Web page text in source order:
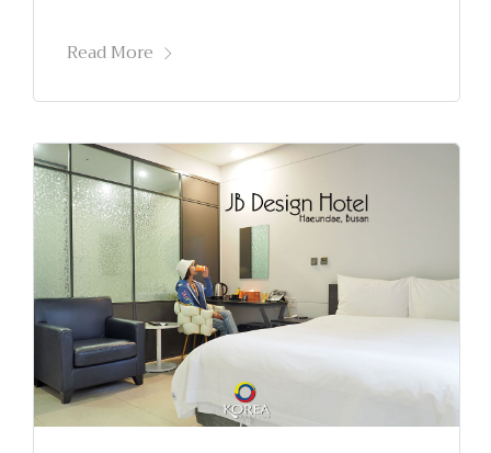
Read More